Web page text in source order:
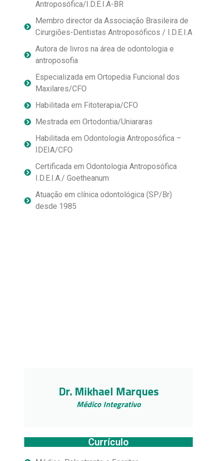
Antroposófica/I.D.E.I.A-BR
Membro director da Associação Brasileira de
Cirurgiões-Dentistas Antroposóficos / I.D.E.I.A
Autora de livros na área de odontologia e
antroposofia
Especializada em Ortopedia Funcional dos
Maxilares/CFO
Habilitada em Fitoterapia/CFO
Mestrada em Ortodontia/Uniararas
Habilitada em Odontologia Antroposófica –
IDEIA/CFO
Certificada em Odontologia Antroposófica
I.D.E.I.A./ Goetheanum
Atuação em clínica odontológica (SP/Br)
desde 1985
Dr. Mikhael Marques
Médico Integrativo
Currículo